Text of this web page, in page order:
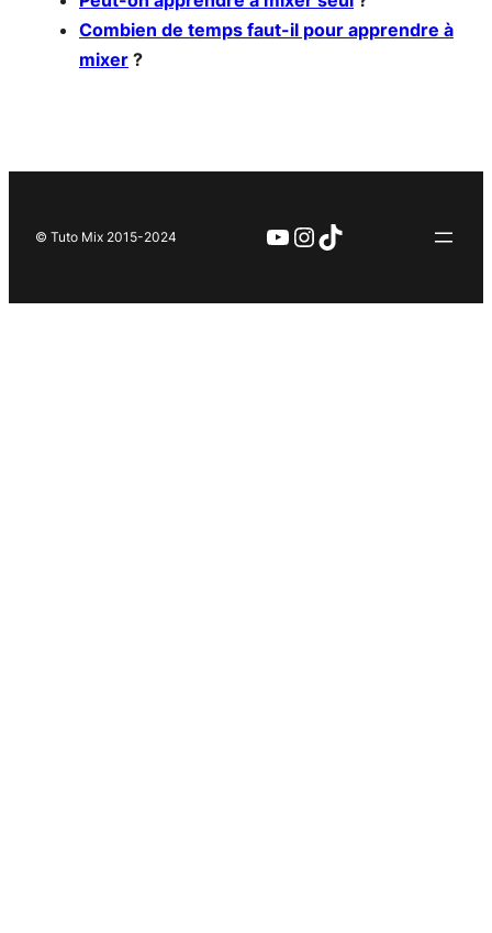
Combien de temps faut-il pour apprendre à
mixer ?
© Tuto Mix 2015-2024 YouTube
Instagram
TikTok